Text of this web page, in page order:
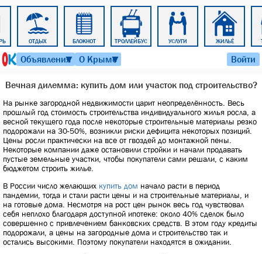
ОТДЫХ БЛОКНОТ ТРОЛЛЕЙБУС УСЛУГИ ЖИЛЬЁ
Объявления
▼ О Крыме
▼ Войти
Вечная дилемма: купить дом или участок под строительство?
На рынке загородной недвижимости царит неопределённость. Весь
прошлый год стоимость строительства индивидуального жилья росла, а
весной текущего года после некоторые строительные материалы резко
подорожали на 30-50%, возникли риски дефицита некоторых позиций.
Цены росли практически на все от гвоздей до монтажной пены.
Некоторые компании даже остановили стройки и начали продавать
пустые земельные участки, чтобы покупатели сами решали, с каким
бюджетом строить жилье.
В России число желающих купить дом начало расти в период
пандемии, тогда и стали расти цены и на строительные материалы, и
на готовые дома. Несмотря на рост цен рынок весь год чувствовал
себя неплохо благодаря доступной ипотеке: около 40% сделок было
совершенно с привлечением банковских средств. В этом году кредиты
подорожали, а цены на загородные дома и строительство так и
остались высокими. Поэтому покупатели находятся в ожидании.